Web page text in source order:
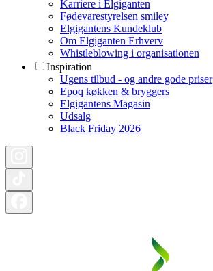
Karriere i Elgiganten
Fødevarestyrelsen smiley
Elgigantens Kundeklub
Om Elgiganten Erhverv
Whistleblowing i organisationen
Inspiration
Ugens tilbud - og andre gode priser
Epoq køkken & bryggers
Elgigantens Magasin
Udsalg
Black Friday 2026